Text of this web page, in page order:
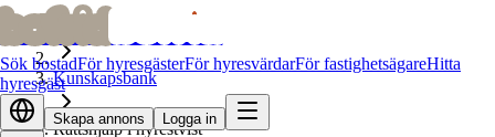
bofridbofrid
Sök bostadFör hyresgästerFör hyresvärdarFör fastighetsägareHitta
hyresgäst
Skapa annons Logga in
Kunskapsbank
Rättshjälp i hyrestvist